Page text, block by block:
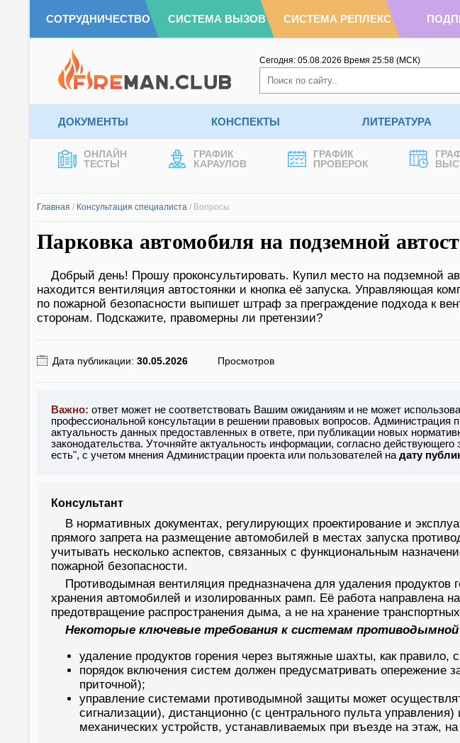
СОТРУДНИЧЕСТВО СИСТЕМА ВЫЗОВ СИСТЕМА РЕПЛЕКС
Сегодня: 05.08.2026 Время 25:58 (МСК)
ДОКУМЕНТЫ КОНСПЕКТЫ ЛИТЕРАТУРА
ОНЛАЙН
ТЕСТЫ
ГРАФИК
КАРАУЛОВ
ГРАФИК
ПРОВЕРОК
Главная / Консультация специалиста / Вопросы
Парковка автомобиля на подземной
Добрый день! Прошу проконсультировать. Купил место на подземной
находится вентиляция автостоянки и кнопка её запуска. Управляющая
по пожарной безопасности выпишет штраф за преграждение подхода к
сторонам. Подскажите, правомерны ли претензии?
Дата публикации: 30.05.2026 Просмотров
Важно: ответ может не соответствовать Вашим ожиданиям и не может
профессиональной консультации в решении правовых вопросов. Администрация
актуальность данных предоставленных в ответе, при публикации новых
законодательства. Уточняйте актуальность информации, согласно
есть", с учетом мнения Администрации проекта или пользователей на дату
Консультант
В нормативных документах, регулирующих проектирование и
прямого запрета на размещение автомобилей в местах запуска
учитывать несколько аспектов, связанных с функциональным
пожарной безопасности.
Противодымная вентиляция предназначена для удаления продуктов
хранения автомобилей и изолированных рамп. Её работа направлена
предотвращение распространения дыма, а не на хранение
Некоторые ключевые требования к системам
удаление продуктов горения через вытяжные шахты, как правило,
порядок включения систем должен предусматривать опережение
приточной);
управление системами противодымной защиты может
сигнализации), дистанционно (с центрального пульта
механических устройств, устанавливаемых при въезде на этаж,